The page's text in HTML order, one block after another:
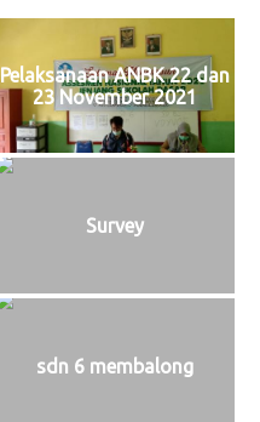
Pelaksanaan ANBK 22 dan
23 November 2021
Survey
sdn 6 membalong